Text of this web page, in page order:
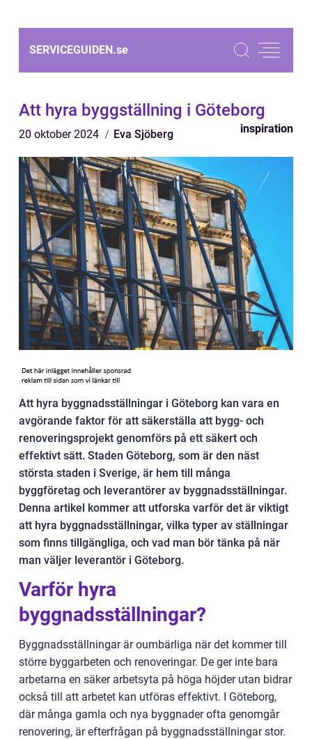
SERVICEGUIDEN.se
Att hyra byggställning i Göteborg
20 oktober 2024 Eva Sjöberg inspiration
Att hyra byggnadsställningar i Göteborg kan vara en
avgörande faktor för att säkerställa att bygg- och
renoveringsprojekt genomförs på ett säkert och
effektivt sätt. Staden Göteborg, som är den näst
största staden i Sverige, är hem till många
byggföretag och leverantörer av byggnadsställningar.
Denna artikel kommer att utforska varför det är viktigt
att hyra byggnadsställningar, vilka typer av ställningar
som finns tillgängliga, och vad man bör tänka på när
man väljer leverantör i Göteborg.
Varför hyra
byggnadsställningar?
Byggnadsställningar är oumbärliga när det kommer till
större byggarbeten och renoveringar. De ger inte bara
arbetarna en säker arbetsyta på höga höjder utan bidrar
också till att arbetet kan utföras effektivt. I Göteborg,
där många gamla och nya byggnader ofta genomgår
renovering, är efterfrågan på byggnadsställningar stor.